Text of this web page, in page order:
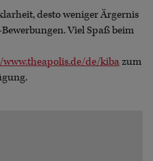
desto weniger Ärgernis
Viel Spaß beim
de/kibazum